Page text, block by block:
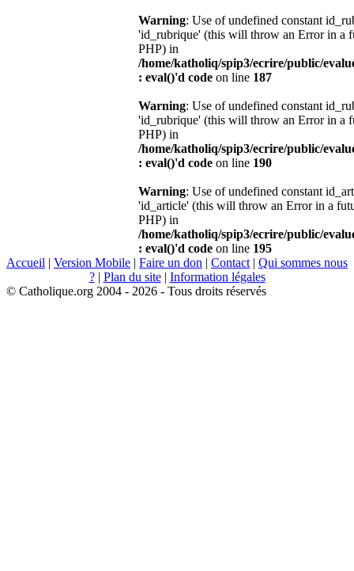
Warning: Use of undefined constant
'id_rubrique' (this will throw an Error in a
PHP) in
/home/katholiq/spip3/ecrire/public/
: eval()'d code on line 187
Warning: Use of undefined constant
'id_rubrique' (this will throw an Error in a
PHP) in
/home/katholiq/spip3/ecrire/public/
: eval()'d code on line 190
Warning: Use of undefined constant
'id_article' (this will throw an Error in a
PHP) in
/home/katholiq/spip3/ecrire/public/
: eval()'d code on line 195
Accueil | Version Mobile | Faire un don | Contact | Qui sommes nous
?| Plan du site| Information légales
© Catholique.org 2004 - 2026 - Tous droits réservés